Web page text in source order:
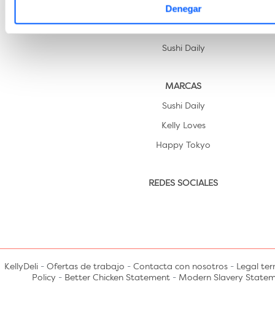
Denegar
Sushi Daily
MARCAS
Sushi Daily
Kelly Loves
Happy Tokyo
REDES SOCIALES
KellyDeli- Ofertas de trabajo - Contacta con nosotros- Legal
Policy - Better Chicken Statement- Modern Slavery